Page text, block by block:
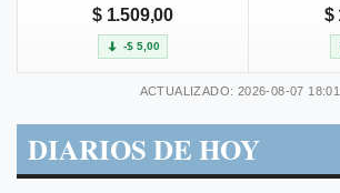
$ 1.509,00
-$ 5,00
$
ACTUALIZADO: 2026-08-07
DIARIOS DE HOY